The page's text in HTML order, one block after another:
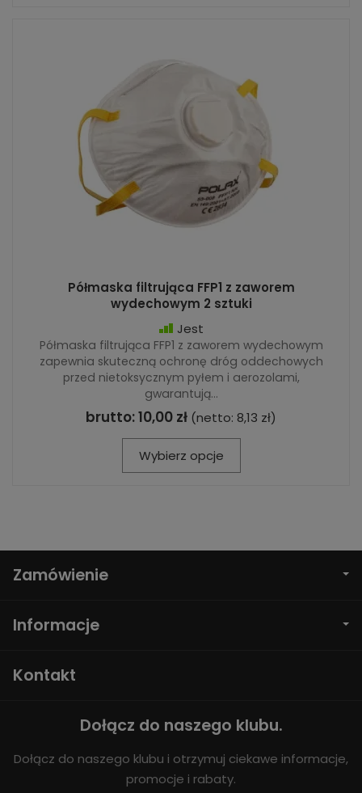
Półmaska filtrująca FFP1 z zaworem
wydechowym 2 sztuki
Jest
Półmaska filtrująca FFP1 z zaworem wydechowym
zapewnia skuteczną ochronę dróg oddechowych
przed nietoksycznym pyłem i aerozolami,
gwarantują...
brutto:10,00 zł (netto: 8,13 zł)
Wybierz opcje
Zamówienie
Informacje
Kontakt
Dołącz do naszego klubu.
Dołącz do naszego klubu i otrzymuj ciekawe informacje,
promocje i rabaty.